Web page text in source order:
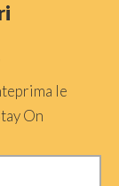
le
On